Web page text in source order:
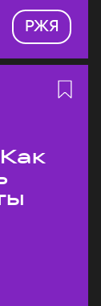
РЖЯ